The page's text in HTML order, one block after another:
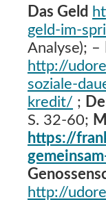
Das Geld
geld-im-
Analyse); –
http://
soziale-
kredit/ ;
S. 32-60;
https://
http://